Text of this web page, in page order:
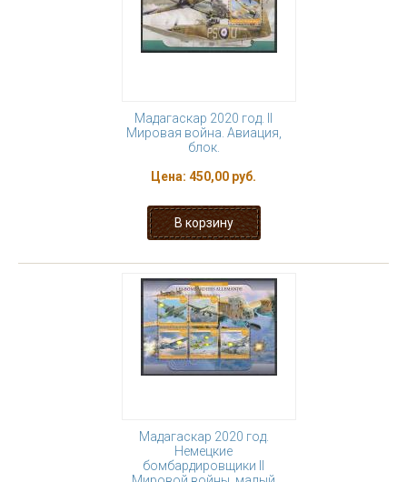
Мадагаскар 2020 год. II
Мировая война. Авиация,
блок.
Цена: 450,00 руб.
Мадагаскар 2020 год.
Немецкие
бомбардировщики II